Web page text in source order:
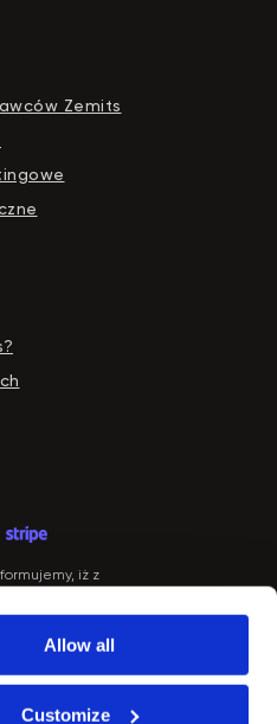
Allow all
Customize
Zemits
iż z
oraz
w formie